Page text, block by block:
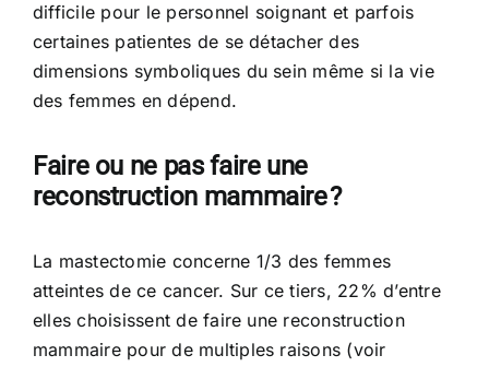
difficile pour le personnel soignant et parfois
certaines patientes de se détacher des
dimensions symboliques du sein même si la vie
des femmes en dépend.
Faire ou ne pas faire une
reconstruction mammaire ?
La mastectomie concerne 1/3 des femmes
atteintes de ce cancer. Sur ce tiers, 22% d’entre
elles choisissent de faire une reconstruction
mammaire pour de multiples raisons (voir